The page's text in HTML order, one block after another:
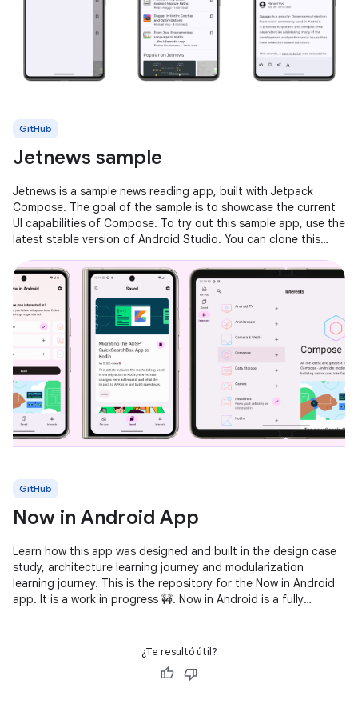
GitHub
Jetnews sample
Jetnews is a sample news reading app, built with Jetpack
Compose. The goal of the sample is to showcase the current
UI capabilities of Compose. To try out this sample app, use the
latest stable version of Android Studio. You can clone this
GitHub
Now in Android App
Learn how this app was designed and built in the design case
study, architecture learning journey and modularization
learning journey. This is the repository for the Now in Android
app. It is a work in progress 🚧. Now in Android is a fully
¿Te resultó útil?